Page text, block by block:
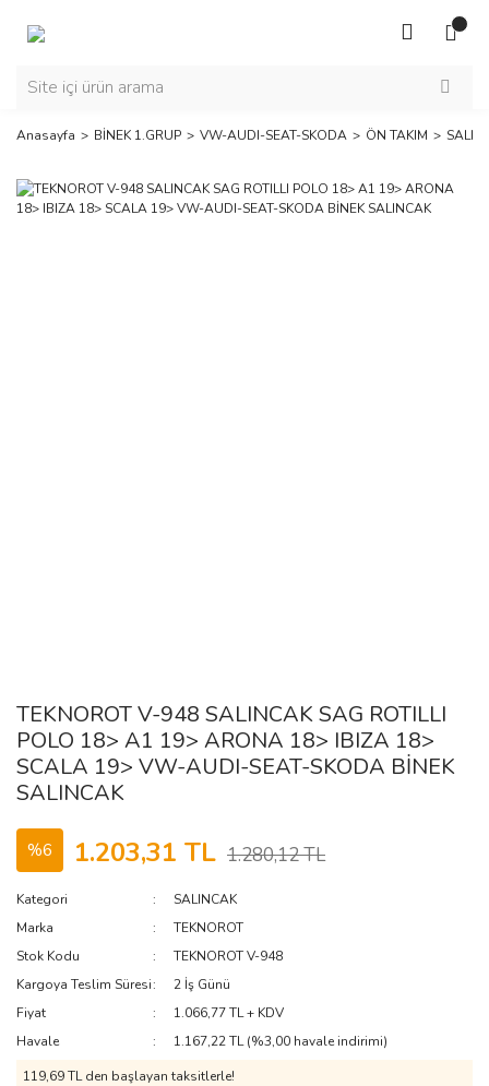
Anasayfa BİNEK 1.GRUP VW-AUDI-SEAT-SKODA ÖN TAKIM
TEKNOROT V-948 SALINCAK SAG ROTILLI
POLO 18> A1 19> ARONA 18> IBIZA 18>
SCALA 19> VW-AUDI-SEAT-SKODA BİNEK
SALINCAK
%6 1.203,31 TL 1.280,12 TL
Kategori
SALINCAK
Marka
TEKNOROT
Stok Kodu
TEKNOROT V-948
Kargoya Teslim Süresi
2 İş Günü
Fiyat
1.066,77 TL + KDV
Havale
1.167,22 TL (%3,00 havale indirimi)
119,69 TL den başlayan taksitlerle!